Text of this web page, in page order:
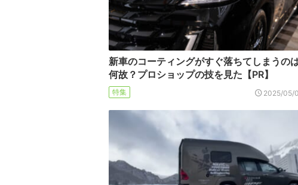
新車のコーティングがすぐ落ちてしまうの
何故？プロショップの技を見た【PR】
特集 2025/05/